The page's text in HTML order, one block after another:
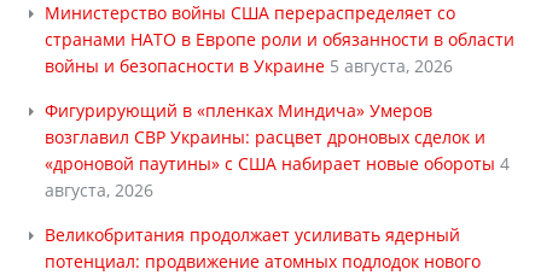
Министерство войны США перераспределяет со
странами НАТО в Европе роли и обязанности в области
войны и безопасности в Украине 5 августа, 2026
Фигурирующий в «пленках Миндича» Умеров
возглавил СВР Украины: расцвет дроновых сделок и
«дроновой паутины» с США набирает новые обороты 4
августа, 2026
Великобритания продолжает усиливать ядерный
потенциал: продвижение атомных подлодок нового